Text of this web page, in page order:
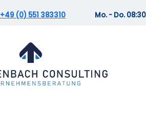
+49 (0) 551 383310 Mo. - Do.